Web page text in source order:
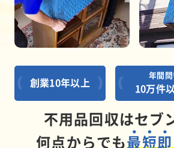
創業10年以上
年間
10万件
不用品回収はセブ
何点からでも最短